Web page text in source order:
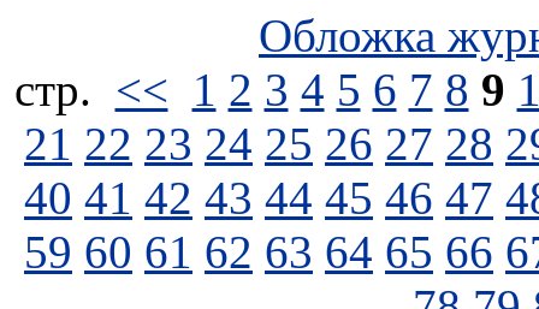
Обложка
стp. << 1 2 3 4 5 6 7 8 9
21 22 23 24 25 26 27 28
40 41 42 43 44 45 46 47
59 60 61 62 63 64 65 66